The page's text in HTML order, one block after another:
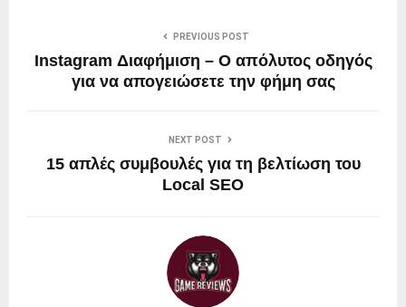
PREVIOUS POST
Instagram Διαφήμιση – Ο απόλυτος οδηγός
για να απογειώσετε την φήμη σας
NEXT POST
15 απλές συμβουλές για τη βελτίωση του
Local SEO